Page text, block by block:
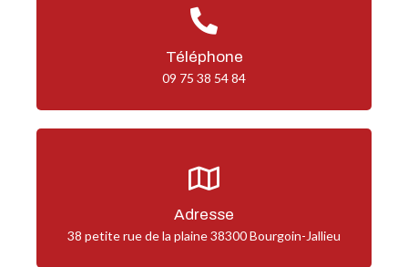
Téléphone
09 75 38 54 84
Adresse
38 petite rue de la plaine 38300 Bourgoin-Jallieu